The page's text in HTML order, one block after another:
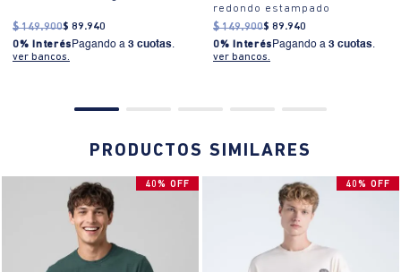
$ 149.900$ 89.940
0% Interés Pagando a 3 cuotas.
ver bancos.
redondo estampado
$ 149.900$ 89.940
0% Interés Pagando a 3 cuotas.
ver bancos.
PRODUCTOS SIMILARES
40% OFF 40% OFF